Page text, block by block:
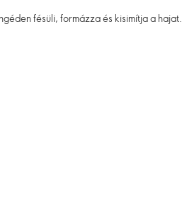
fésüli, formázza és kisimítja a hajat.